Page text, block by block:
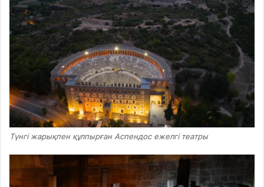
Түнгі жарықпен құлпырған Аспендос ежелгі театры